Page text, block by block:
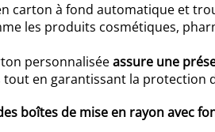
carton à fond automatique et
les produits cosmétiques,
personnaliséeassure une
en garantissant la protection
boîtes de mise en rayon avec